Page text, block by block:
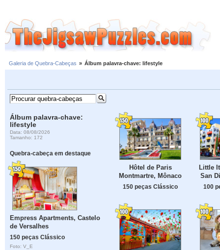
Galeria de Quebra-Cabeças » Álbum palavra-chave: lifestyle
Álbum palavra-chave:
lifestyle
Data: 08/08/2026
Tamanho: 172
Quebra-cabeça em destaque
Empress Apartments, Castelo
de Versalhes
150 peças Clássico
Foto: V_E
Hôtel de Paris
Montmartre, Mônaco
150 peças Clássico
Little
San
100